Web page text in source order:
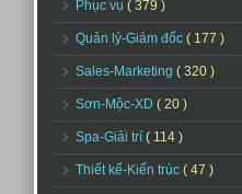
Phục vụ ( 379 )
Quản lý-Giám đốc ( 177 )
Sales-Marketing ( 320 )
Sơn-Mộc-XD ( 20 )
Spa-Giải trí ( 114 )
Thiết kế-Kiến trúc ( 47 )